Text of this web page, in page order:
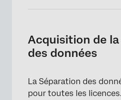
Acquisition de
des données
La Séparation des
pour toutes les